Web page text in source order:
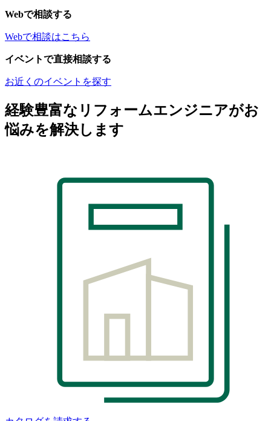
Webで相談する
Webで相談はこちら
イベントで直接相談する
お近くのイベントを探す
経験豊富なリフォームエンジニアがお
悩みを解決します